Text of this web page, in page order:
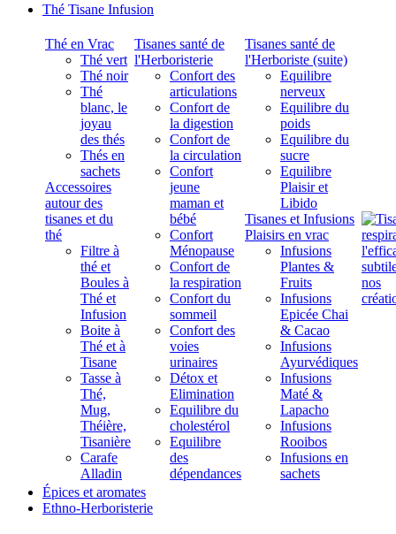
Thé Tisane Infusion
Thé en Vrac
Thé vert
Thé noir
Thé
blanc, le
joyau
des thés
Thés en
sachets
Accessoires
autour des
tisanes et du
thé
Filtre à
thé et
Boules à
Thé et
Infusion
Boite à
Thé et à
Tisane
Tasse à
Thé,
Mug,
Théière,
Tisanière
Carafe
Alladin
Tisanes santé de
l'Herboristerie
Confort des
articulations
Confort de
la digestion
Confort de
la circulation
Confort
jeune
maman et
bébé
Confort
Ménopause
Confort de
la respiration
Confort du
sommeil
Confort des
voies
urinaires
Détox et
Elimination
Equilibre du
cholestérol
Equilibre
des
dépendances
Tisanes santé de
l'Herboriste (suite)
Equilibre
nerveux
Equilibre du
poids
Equilibre du
sucre
Equilibre
Plaisir et
Libido
Tisanes et Infusions
Plaisirs en vrac
Infusions
Plantes &
Fruits
Infusions
Epicée Chai
& Cacao
Infusions
Ayurvédiques
Infusions
Maté &
Lapacho
Infusions
Rooibos
Infusions en
sachets
Épices et aromates
Ethno-Herboristerie